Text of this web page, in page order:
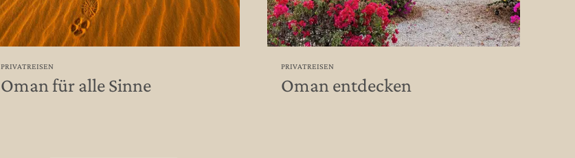
PRIVATREISEN
Oman für alle Sinne
PRIVATREISEN
Oman entdecken